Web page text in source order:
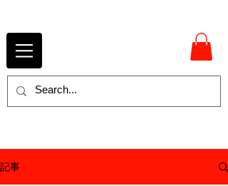
記事